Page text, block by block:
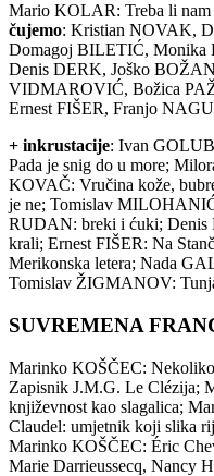
Mario KOLAR: Treba li nam
čujemo: Kristian NOVAK,
Domagoj BILETIĆ, Monika
Denis DERK, Joško
VIDMAROVIĆ, Božica
Ernest FIŠER, Franjo
+ inkrustacije: Ivan
Pada je snig do u more;
KOVAČ: Vručina kože,
je ne; Tomislav
RUDAN: breki i ćuki; Denis
krali; Ernest FIŠER: Na
Merikonska letera; Nada
Tomislav ŽIGMANOV:
SUVREMENA
Marinko KOŠČEC:
Zapisnik J.M.G. Le Clézija;
književnost kao slagalica;
Claudel: umjetnik koji slika
Marinko KOŠČEC: Éric
Marie Darrieussecq, Nancy